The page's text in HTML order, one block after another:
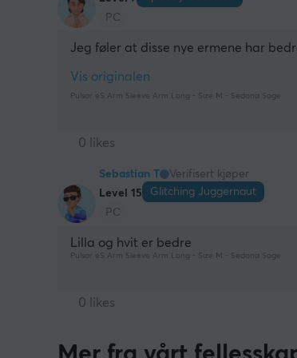
PC
Jeg føler at disse nye ermene har
Vis originalen
Pulsar eS Arm Sleeve Arm Long - Size M - Sedona Sage
0 likes
Sebastian T
Verifisert kjøper
Level 15
Glitching Juggernaut
PC
Lilla og hvit er bedre
Pulsar eS Arm Sleeve Arm Long - Size M - Sedona Sage
0 likes